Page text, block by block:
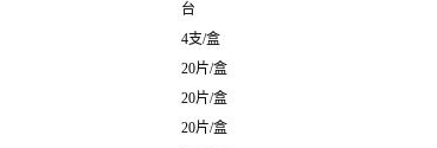
台
4支/盒
20片/盒
20片/盒
20片/盒